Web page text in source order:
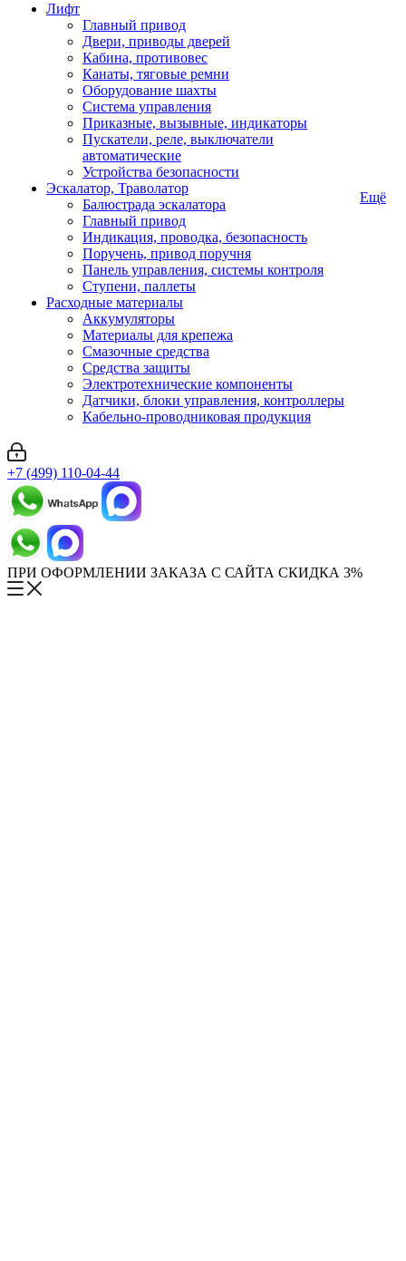
Лифт
Главный привод
Двери, приводы дверей
Кабина, противовес
Канаты, тяговые ремни
Оборудование шахты
Система управления
Приказные, вызывные, индикаторы
Пускатели, реле, выключатели
автоматические
Устройства безопасности
Эскалатор, Траволатор
Балюстрада эскалатора
Главный привод
Индикация, проводка, безопасность
Поручень, привод поручня
Панель управления, системы контроля
Ступени, паллеты
Расходные материалы
Аккумуляторы
Материалы для крепежа
Смазочные средства
Средства защиты
Электротехнические компоненты
Датчики, блоки управления, контроллеры
Кабельно-проводниковая продукция
Ещё
+7 (499) 110-04-44
ПРИ ОФОРМЛЕНИИ ЗАКАЗА С САЙТА СКИДКА 3%